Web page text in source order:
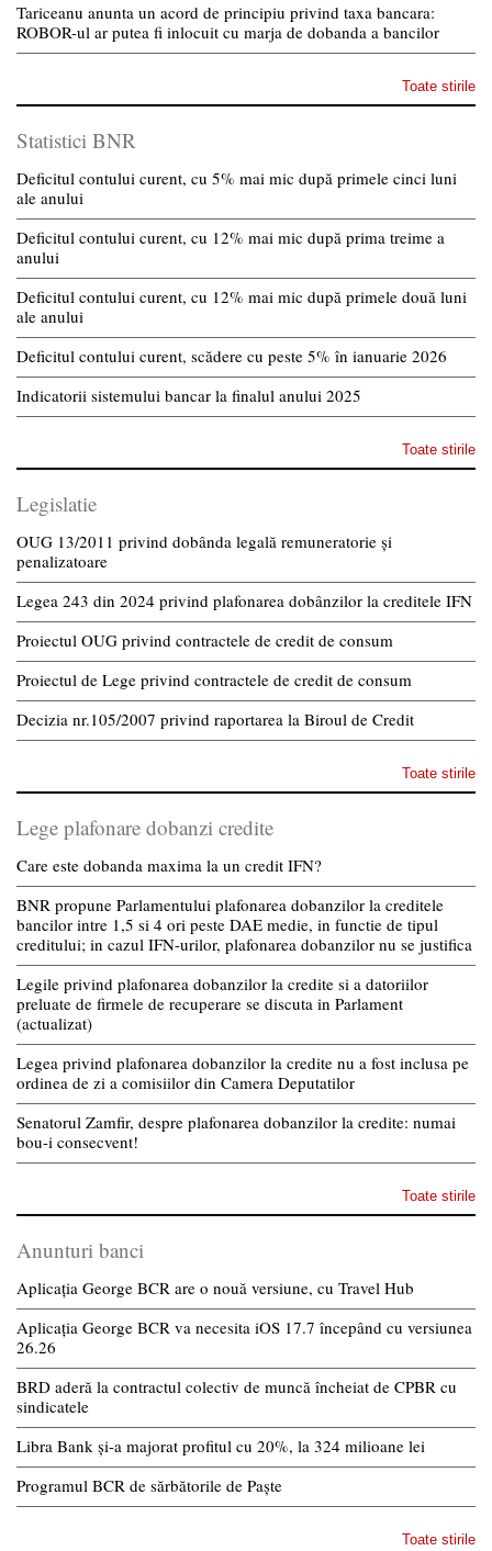
Tariceanu anunta un acord de principiu privind taxa bancara:
ROBOR-ul ar putea fi inlocuit cu marja de dobanda a bancilor
Toate stirile
Statistici BNR
Deficitul contului curent, cu 5% mai mic după primele cinci luni
ale anului
Deficitul contului curent, cu 12% mai mic după prima treime a
anului
Deficitul contului curent, cu 12% mai mic după primele două luni
ale anului
Deficitul contului curent, scădere cu peste 5% în ianuarie 2026
Indicatorii sistemului bancar la finalul anului 2025
Toate stirile
Legislatie
OUG 13/2011 privind dobânda legală remuneratorie și
penalizatoare
Legea 243 din 2024 privind plafonarea dobânzilor la creditele IFN
Proiectul OUG privind contractele de credit de consum
Proiectul de Lege privind contractele de credit de consum
Decizia nr.105/2007 privind raportarea la Biroul de Credit
Toate stirile
Lege plafonare dobanzi credite
Care este dobanda maxima la un credit IFN?
BNR propune Parlamentului plafonarea dobanzilor la creditele
bancilor intre 1,5 si 4 ori peste DAE medie, in functie de tipul
creditului; in cazul IFN-urilor, plafonarea dobanzilor nu se justifica
Legile privind plafonarea dobanzilor la credite si a datoriilor
preluate de firmele de recuperare se discuta in Parlament
(actualizat)
Legea privind plafonarea dobanzilor la credite nu a fost inclusa pe
ordinea de zi a comisiilor din Camera Deputatilor
Senatorul Zamfir, despre plafonarea dobanzilor la credite: numai
bou-i consecvent!
Toate stirile
Anunturi banci
Aplicația George BCR are o nouă versiune, cu Travel Hub
Aplicația George BCR va necesita iOS 17.7 începând cu versiunea
26.26
BRD aderă la contractul colectiv de muncă încheiat de CPBR cu
sindicatele
Libra Bank și-a majorat profitul cu 20%, la 324 milioane lei
Programul BCR de sărbătorile de Paște
Toate stirile